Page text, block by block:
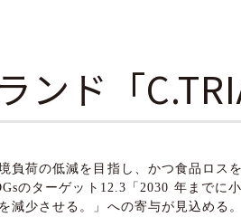
ンド「
荷の低減を目指し、かつ食品ロ
のターゲット12.3「2030 年までに
減少させる。」への寄与が見込め